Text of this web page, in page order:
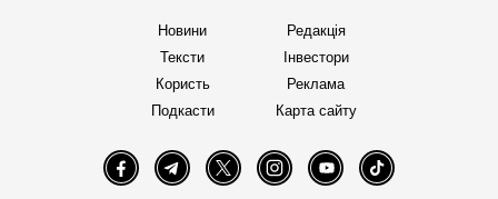
Новини
Тексти
Користь
Подкасти
Редакція
Інвестори
Реклама
Карта сайту
FacebookTelegramTwitter InstagramYouTube TikTok